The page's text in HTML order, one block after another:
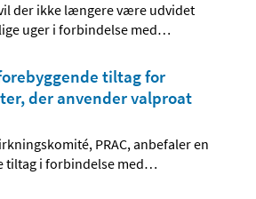
der ikke længere være udvidet
uger i forbindelse med…
tiltag for
der anvender valproat
PRAC, anbefaler en
i forbindelse med…